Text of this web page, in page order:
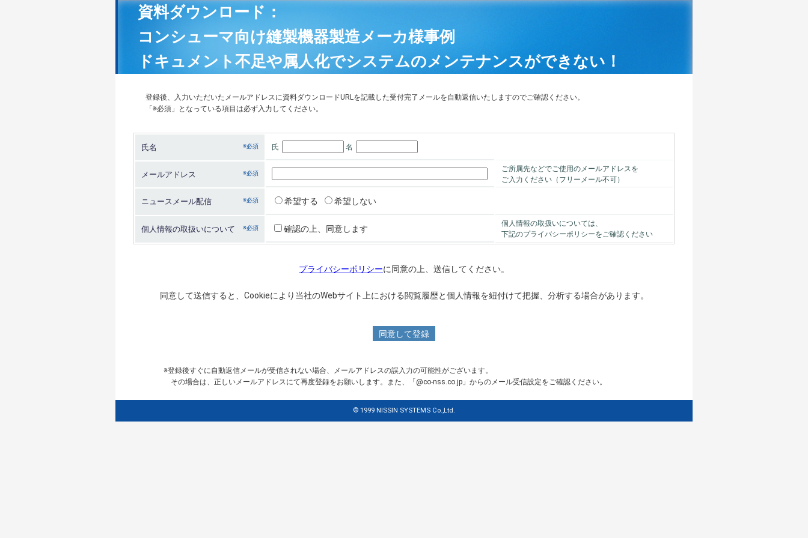
資料ダウンロード：
コンシューマ向け縫製機器製造メーカ様事例
ドキュメント不足や属人化でシステムのメンテナンスができない！
登録後、入力いただいたメールアドレスに資料ダウンロードURLを記載した受付完了メールを自動返信いたしますのでご確認ください。
「※必須」となっている項目は必ず入力してください。
氏名 氏 名
メールアドレス
ご所属先などでご使用のメールアドレスを
ご入力ください（フリーメール不可）
ニュースメール配信 希望する 希望しない
個人情報の取扱いについて 確認の上、同意します
個人情報の取扱いについては、
下記のプライバシーポリシーをご確認ください
プライバシーポリシーに同意の上、送信してください。
同意して送信すると、Cookieにより当社のWebサイト上における閲覧履歴と個人情報を紐付けて把握、分析する場合があります。
※登録後すぐに自動返信メールが受信されない場合、メールアドレスの誤入力の可能性がございます。
その場合は、正しいメールアドレスにて再度登録をお願いします。また、「@co-nss.co.jp」からのメール受信設定をご確認ください。
© 1999 NISSIN SYSTEMS Co.,Ltd.